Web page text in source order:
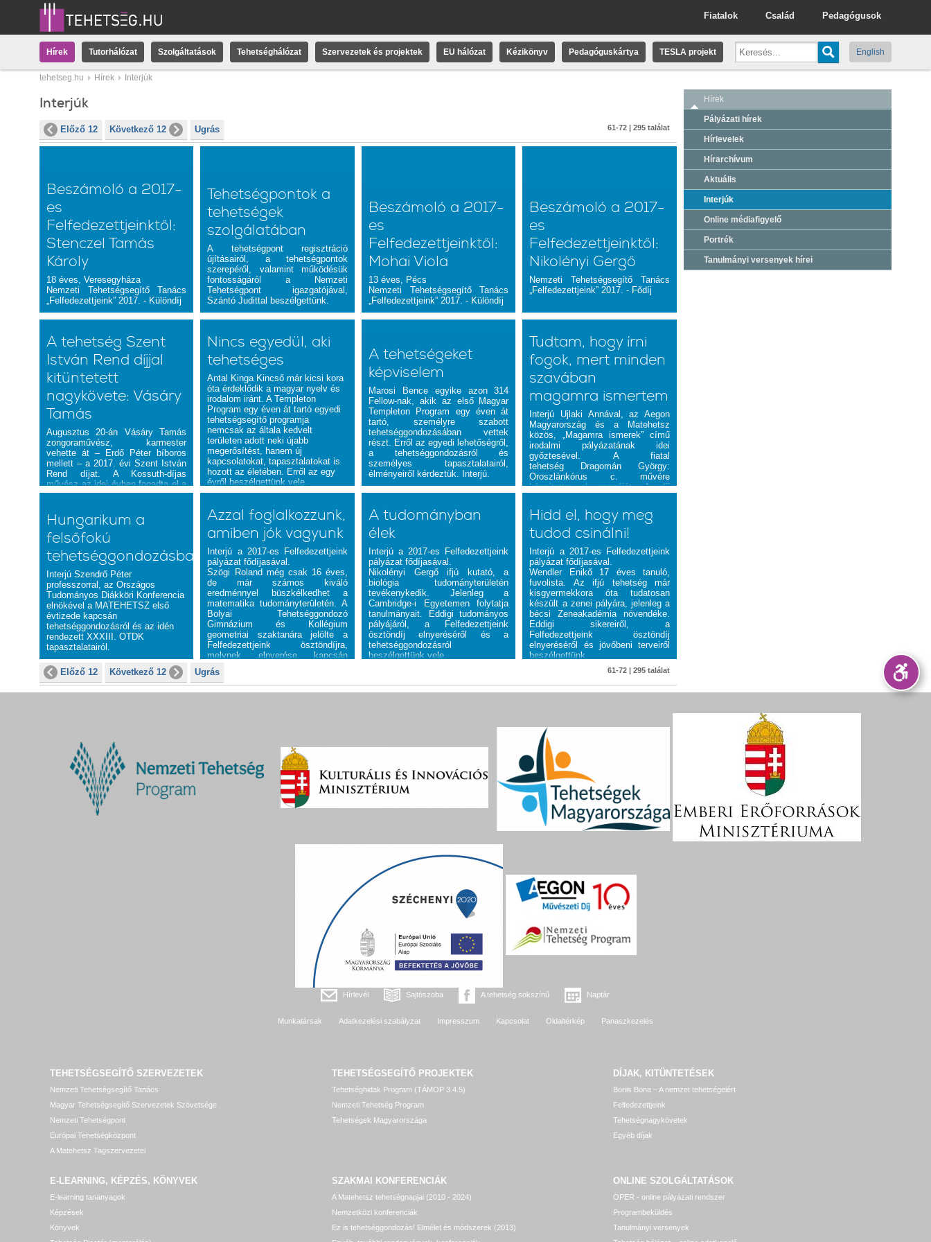
Pedagógusok
Család
Fiatalok
Hírek Tutorhálózat Szolgáltatások Tehetséghálózat Szervezetek és projektek EU hálózat Kézikönyv Pedagóguskártya TESLA projekt English
tehetseg.hu Hírek Interjúk
Interjúk
Előző 12 Következő 12 Ugrás 61-72 | 295 találat
Beszámoló a 2017-
es
Felfedezettjeinktől:
Stenczel Tamás
Károly
18 éves, Veresegyháza
Nemzeti Tehetségsegítő Tanács
„Felfedezettjeink” 2017. - Különdíj
Tehetségpontok a
tehetségek
szolgálatában
A tehetségpont regisztráció
újításairól, a tehetségpontok
szerepéről, valamint működésük
fontosságáról a Nemzeti
Tehetségpont igazgatójával,
Szántó Judittal beszélgettünk.
Beszámoló a 2017-
es
Felfedezettjeinktől:
Mohai Viola
13 éves, Pécs
Nemzeti Tehetségsegítő Tanács
„Felfedezettjeink” 2017. - Különdíj
Beszámoló a 2017-
es
Felfedezettjeinktől:
Nikolényi Gergő
Nemzeti Tehetségsegítő Tanács
„Felfedezettjeink” 2017. - Fődíj
A tehetség Szent
István Rend díjjal
kitüntetett
nagykövete: Vásáry
Tamás
Augusztus 20-án Vásáry Tamás
zongoraművész, karmester
vehette át – Erdő Péter bíboros
mellett – a 2017. évi Szent István
Rend díjat. A Kossuth-díjas
művész az idei évben fogadta el a
Magyar Tehetségsegítő
tehetségnagyköveti felkérését.
Különleges képességekről, a
tehetség
honlapunknak.
Nincs egyedül, aki
tehetséges
Antal Kinga Kincső már kicsi kora
óta érdeklődik a magyar nyelv és
irodalom iránt. A Templeton
Program egy éven át tartó egyedi
tehetségsegítő programja
nemcsak az általa kedvelt
területen adott neki újabb
megerősítést, hanem új
kapcsolatokat, tapasztalatokat is
hozott az életében. Erről az egy
évről beszélgettünk vele.
A tehetségeket
képviselem
Marosi Bence egyike azon 314
Fellow-nak, akik az első Magyar
Templeton Program egy éven át
tartó, személyre szabott
tehetséggondozásában vettek
részt. Erről az egyedi lehetőségről,
a tehetséggondozásról és
személyes tapasztalatairól,
élményeiről kérdeztük. Interjú.
Tudtam, hogy írni
fogok, mert minden
szavában
magamra ismertem
Interjú Ujlaki Annával, az Aegon
Magyarország és a Matehetsz
közös, „Magamra ismerek” című
irodalmi pályázatának idei
győztesével. A fiatal
tehetség Dragomán György:
Oroszlánkórus c. művére
készítette elesszéjét. A díj
tevékenységeiről és jővőbeni
terveiről kérdeztük.
Hungarikum a
felsőfokú
tehetséggondozásban
Interjú Szendrő Péter
professzorral, az Országos
Tudományos Diákköri Konferencia
elnökével a MATEHETSZ első
évtizede kapcsán
tehetséggondozásról és az idén
rendezett XXXIII. OTDK
tapasztalatairól.
Azzal foglalkozzunk,
amiben jók vagyunk
Interjú a 2017-es Felfedezettjeink
pályázat fődíjasával.
Szögi Roland még csak 16 éves,
de már számos kiváló
eredménnyel büszkélkedhet a
matematika tudományterületén. A
Bolyai Tehetséggondozó
Gimnázium és Kollégium
geometriai szaktanára jelölte a
Felfedezettjeink ösztöndíjra,
melynek elnyerése kapcsán
beszélgettünk vele.
A tudományban
élek
Interjú a 2017-es Felfedezettjeink
pályázat fődíjasával.
Nikolényi Gergőifjú kutató, a
biológia tudományterületén
tevékenykedik. Jelenleg a
Cambridge-i Egyetemen folytatja
tanulmányait. Eddigi tudományos
pályájáról, a Felfedezettjeink
ösztöndíj elnyeréséről és a
tehetséggondozásról
beszélgettünk vele.
Hidd el, hogy meg
tudod csinálni!
Interjú a 2017-es Felfedezettjeink
pályázat fődíjasával.
Wendler Enikő17 éves tanuló,
fuvolista. Az ifjú tehetség már
kisgyermekkora óta tudatosan
készült a zenei pályára, jelenleg a
bécsi Zeneakadémia növendéke.
Eddigi sikereiről, a
Felfedezettjeink ösztöndíj
elnyeréséről és jövőbeni terveiről
beszélgettünk.
Előző 12
Következő 12 Ugrás 61-72 | 295 találat
Hírek
Pályázati hírek
Hírlevelek
Hírarchívum
Aktuális
Interjúk
Online médiafigyelő
Portrék
Tanulmányi versenyek hírei
Hírlevél Sajtószoba A tehetség sokszínű Naptár
Munkatársak Adatkezelési szabályzat Impresszum Kapcsolat Oldaltérkép Panaszkezelés
TEHETSÉGSEGÍTŐ SZERVEZETEK
Nemzeti Tehetségsegítő Tanács
Magyar Tehetségsegítő Szervezetek Szövetsége
Nemzeti Tehetségpont
Európai Tehetségközpont
A Matehetsz Tagszervezetei
TEHETSÉGSEGÍTŐ PROJEKTEK
Tehetséghidak Program (TÁMOP 3.4.5)
Nemzeti Tehetség Program
Tehetségek Magyarországa
DÍJAK, KITÜNTETÉSEK
Bonis Bona – A nemzet tehetségeiért
Felfedezettjeink
Tehetségnagykövetek
Egyéb díjak
E-LEARNING, KÉPZÉS, KÖNYVEK
E-learning tananyagok
Képzések
Könyvek
SZAKMAI KONFERENCIÁK
A Matehetsz tehetségnapjai (2010 - 2024)
Nemzetközi konferenciák
Ez is tehetséggondozás! Elmélet és módszerek (2013)
ONLINE SZOLGÁLTATÁSOK
OPER - online pályázati rendszer
Programbeküldés
Tanulmányi versenyek